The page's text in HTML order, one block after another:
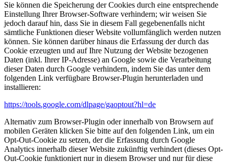
Sie können die Speicherung der Cookies durch eine entsprechende
Einstellung Ihrer Browser-Software verhindern; wir weisen Sie
jedoch darauf hin, dass Sie in diesem Fall gegebenenfalls nicht
sämtliche Funktionen dieser Website vollumfänglich werden nutzen
können. Sie können darüber hinaus die Erfassung der durch das
Cookie erzeugten und auf Ihre Nutzung der Website bezogenen
Daten (inkl. Ihrer IP-Adresse) an Google sowie die Verarbeitung
dieser Daten durch Google verhindern, indem Sie das unter dem
folgenden Link verfügbare Browser-Plugin herunterladen und
installieren:
https://tools.google.com/dlpage/gaoptout?hl=de
Alternativ zum Browser-Plugin oder innerhalb von Browsern auf
mobilen Geräten klicken Sie bitte auf den folgenden Link, um ein
Opt-Out-Cookie zu setzen, der die Erfassung durch Google
Analytics innerhalb dieser Website zukünftig verhindert (dieses Opt-
Out-Cookie funktioniert nur in diesem Browser und nur für diese